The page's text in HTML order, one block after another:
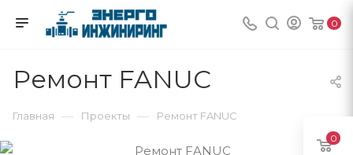
0
Ремонт FANUC
Главная — Проекты — Ремонт FANUC
0